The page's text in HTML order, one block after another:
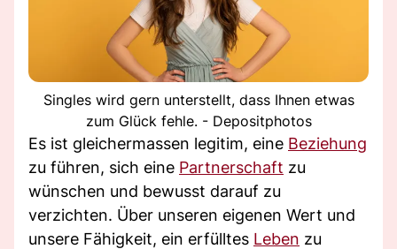
Singles wird gern unterstellt, dass Ihnen etwas
zum Glück fehle. - Depositphotos
Es ist gleichermassen legitim, eine Beziehung
zu führen, sich eine Partnerschaft zu
wünschen und bewusst darauf zu
verzichten. Über unseren eigenen Wert und
unsere Fähigkeit, ein erfülltes Leben zu